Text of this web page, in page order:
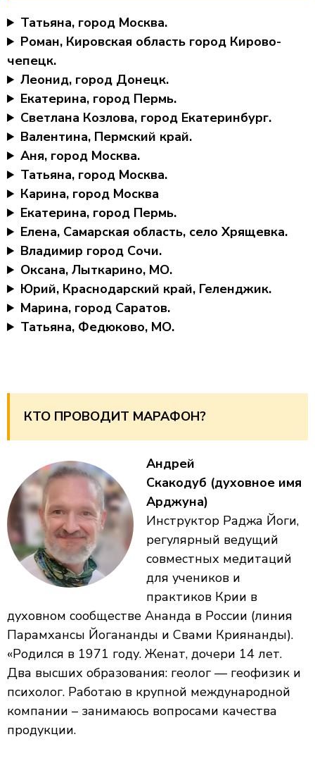
Татьяна, город Москва.
Роман, Кировская область город Кирово-
чепецк.
Леонид, город Донецк.
Екатерина, город Пермь.
Светлана Козлова, город Екатеринбург.
Валентина, Пермский край.
Аня, город Москва.
Татьяна, город Москва.
Карина, город Москва
Екатерина, город Пермь.
Елена, Самарская область, село Хрящевка.
Владимир город Сочи.
Оксана, Лыткарино, МО.
Юрий, Краснодарский край, Геленджик.
Марина, город Саратов.
Татьяна, Федюково, МО.
КТО ПРОВОДИТ МАРАФОН?
Андрей
Скакодуб (духовное имя
Арджуна)
Инструктор Раджа Йоги,
регулярный ведущий
совместных медитаций
для учеников и
практиков Крии в
духовном сообществе Ананда в России (линия
Парамхансы Йогананды и Свами Криянанды).
«Родился в 1971 году. Женат, дочери 14 лет.
Два высших образования: геолог — геофизик и
психолог. Работаю в крупной международной
компании – занимаюсь вопросами качества
продукции.